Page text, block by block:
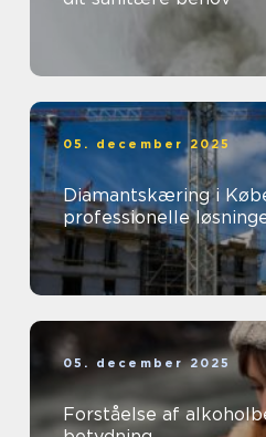
05. december 2025
Diamantskæring i
professionelle
05. december 2025
Forståelse af